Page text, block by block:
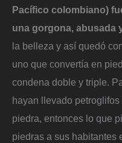
Pacífico colombiano)
una gorgona, abusada
la belleza y así quedó
uno que convertía en
condena doble y triple.
hayan llevado
piedra, entonces lo que
piedras a sus habitantes